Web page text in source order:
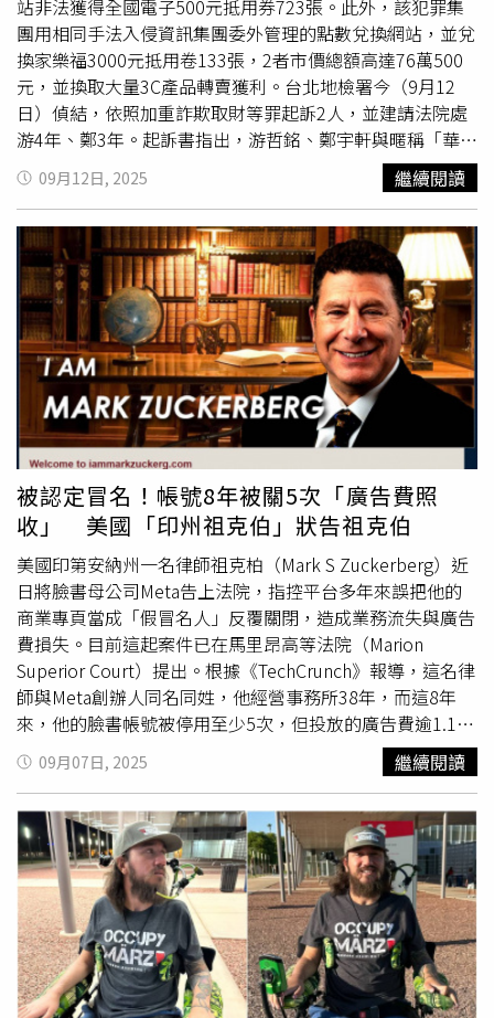
所之一。近期，Crypto.com還與川普媒體（TrumpMedia）
合作，籌組數位資產庫存公司，專注收購Cronos區塊鏈的
原生代幣CRO。
站非法獲得全國電子500元抵用券723張。此外，該犯罪集
團用相同手法入侵資訊集團委外管理的點數兌換網站，並兌
換家樂福3000元抵用卷133張，2者市價總額高達76萬500
元，並換取大量3C產品轉賣獲利。台北地檢署今（9月12
日）偵結，依照加重詐欺取財等罪起訴2人，並建請法院處
游4年、鄭3年。起訴書指出，游哲銘、鄭宇軒與暱稱「華爾
街牛哥」、「悟空」之人與境外駭客「Yang Lei」於去年
（113）共組犯罪集團，成員之間透過通訊軟體TELEGRAM
共謀入侵台灣高鐵、資訊集團委外管理的網站，並非法獲取
會員點數換取商品後轉賣獲利。該犯罪集團以VPS軟體登入
台灣高鐵會員TGo網站伺服器，盜用565組高鐵公司會員帳
號密、碼登入後，再申請將會員點數換取全國電子500元抵
用券共計723張，合計金額高達36萬1500元，事後再由鄭宇
軒持抵用券至全國電子門市兌換商品。隨後該犯罪集團再以
相同手法入侵資訊集團外委管理的小樹點兌換網站，並使用
7個IP位置，盜用51組會員帳號、密碼以後，以會員所屬的
小樹點兌換3000元家樂福即享券133張，合計金額高達39萬
9000元，後續再由鄭宇軒、游哲銘透過網路轉售獲利。台
北地檢署今日偵結，依照違反鐵路法、加重詐欺取財等罪起
訴游哲銘、鄭宇軒，而檢方認為2人正值青壯，不思循正當
途徑賺取財務，為貪圖一己之私，竟與境外駭客成員聯手破
壞社會安定及金融秩序，侵害人民財產法益甚鉅，惡性非
輕，建請法院處游4年、鄭3年。
09月12日, 2025 繼續閱讀
被認定冒名！帳號8年被關5次「廣告費照
收」 美國「印州祖克伯」狀告祖克伯
美國印第安納州一名律師祖克柏（Mark S Zuckerberg）近
日將臉書母公司Meta告上法院，指控平台多年來誤把他的
商業專頁當成「假冒名人」反覆關閉，造成業務流失與廣告
費損失。目前這起案件已在馬里昂高等法院（Marion
Superior Court）提出。根據《TechCrunch》報導，這名律
師與Meta創辦人同名同姓，他經營事務所38年，而這8年
來，他的臉書帳號被停用至少5次，但投放的廣告費逾1.1萬
美元卻從未退還。祖克伯向媒體展示2020年的電郵往來，
顯示自2017年起多次申訴被誤判為冒名，其中一封還自嘲
「如果你碰到那位年輕、比較有錢的馬克・祖克柏，替我跟
他打招呼，他每天都把我惹毛。」這場同名困擾不只存在網
路世界。他在自建網站「iammarkzuckerberg.com」記錄
多年來的混淆經歷：飯店、餐廳接到他的訂位電話常誤以為
是惡作劇直接掛斷；曾在拉斯維加斯受邀演講，禮車司機舉
著「Mark Zuckerberg」接機牌，瞬間引發人群騷動，接著
一片失望；甚至常收到原本要給Meta創辦人的電話與訊
息，內容從要錢到死亡威脅都有。祖克柏表示，臉書審查機
09月07日, 2025 繼續閱讀